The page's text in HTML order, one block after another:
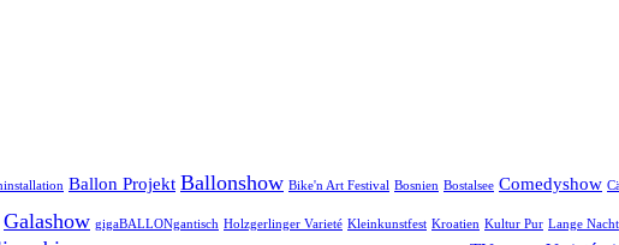
Ballon Projekt Ballonshow Bike'n Art Festival Bosnien Bostalsee Comedyshow
Galashow gigaBALLONgantisch Holzgerlinger Varieté Kleinkunstfest Kroatien Kultur Pur Lange Nacht